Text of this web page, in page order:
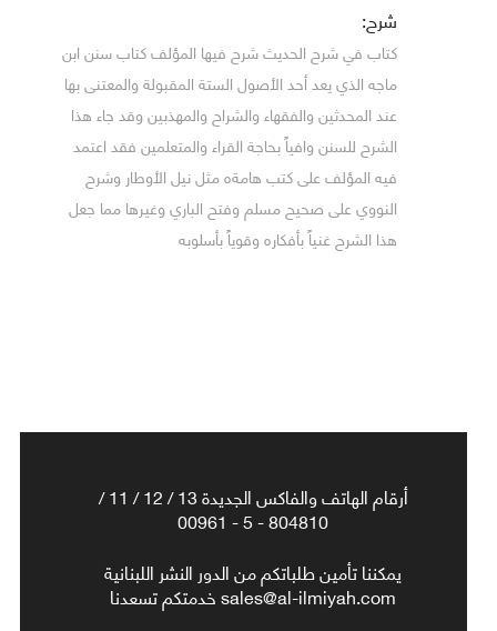
شرح:
كتاب في شرح الحديث شرح فيها المؤلف كتاب سنن ابن
ماجه الذي يعد أحد الأصول الستة المقبولة والمعتنى بها
عند المحدثين والفقهاء والشراح والمهذبين وقد جاء هذا
الشرح للسنن وافياً بحاجة القراء والمتعلمين فقد اعتمد
فيه المؤلف على كتب هامةه مثل نيل الأوطار وشرح
النووي على صحيح مسلم وفتح الباري وغيرها مما جعل
هذا الشرح غنياً بأفكاره وقوياً بأسلوبه
أرقام الهاتف والفاكس الجديدة 13 / 12 / 11 /
804810 - 5 - 00961
يمكننا تأمين طلباتكم من الدور النشر اللبنانية
sales@al-ilmiyah.com خدمتكم تسعدنا